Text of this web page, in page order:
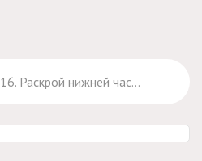
16. Раскрой нижней части платья (юбки)